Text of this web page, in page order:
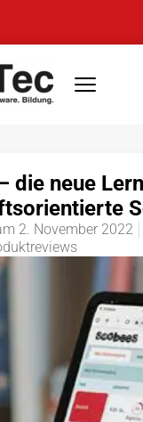
die neue
2. November 2022